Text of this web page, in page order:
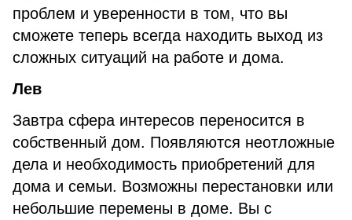
проблем и уверенности в том, что вы
сможете теперь всегда находить выход из
сложных ситуаций на работе и дома.
Лев
Завтра сфера интересов переносится в
собственный дом. Появляются неотложные
дела и необходимость приобретений для
дома и семьи. Возможны перестановки или
небольшие перемены в доме. Вы с